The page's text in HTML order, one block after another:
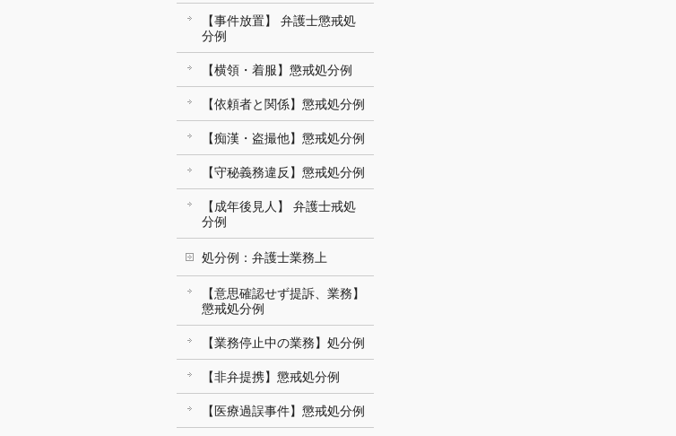
【事件放置】 弁護士懲戒処
分例
【横領・着服】懲戒処分例
【依頼者と関係】懲戒処分例
【痴漢・盗撮他】懲戒処分例
【守秘義務違反】懲戒処分例
【成年後見人】 弁護士戒処
分例
処分例：弁護士業務上
【意思確認せず提訴、業務】
懲戒処分例
【業務停止中の業務】処分例
【非弁提携】懲戒処分例
【医療過誤事件】懲戒処分例